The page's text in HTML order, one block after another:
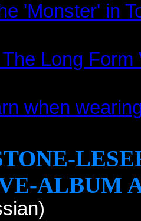
'Monster' in
Long Form
when
ALBUM